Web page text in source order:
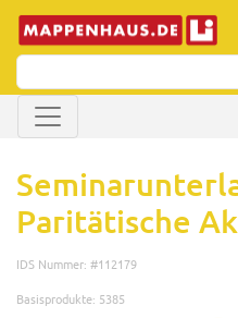
Paritätische
IDS Nummer: #112179
Basisprodukte: 5385